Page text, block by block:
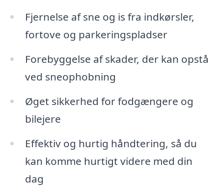
Fjernelse af sne og is fra indkørsler,
fortove og parkeringspladser
Forebyggelse af skader, der kan opstå
ved sneophobning
Øget sikkerhed for fodgængere og
bilejere
Effektiv og hurtig håndtering, så du
kan komme hurtigt videre med din
dag